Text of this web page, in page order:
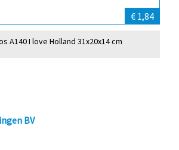
€ 1,84
A140 I love Holland 31x20x14 cm
BV